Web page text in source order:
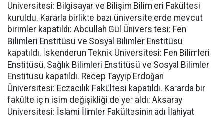
Üniversitesi: Bilgisayar ve Bilişim Bilimleri Fakültesi
kuruldu. Kararla birlikte bazı üniversitelerde mevcut
birimler kapatıldı: Abdullah Gül Üniversitesi: Fen
Bilimleri Enstitüsü ve Sosyal Bilimler Enstitüsü
kapatıldı. İskenderun Teknik Üniversitesi: Fen Bilimleri
Enstitüsü, Sağlık Bilimleri Enstitüsü ve Sosyal Bilimler
Enstitüsü kapatıldı. Recep Tayyip Erdoğan
Üniversitesi: Eczacılık Fakültesi kapatıldı. Kararda bir
fakülte için isim değişikliği de yer aldı: Aksaray
Üniversitesi: İslami İlimler Fakültesinin adı İlahiyat